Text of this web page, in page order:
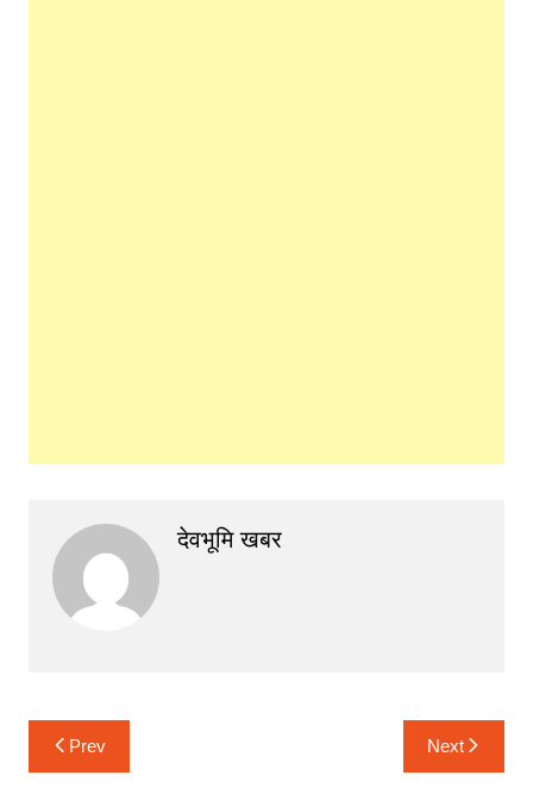
देवभूमि खबर
Post
navigation
Prev Next